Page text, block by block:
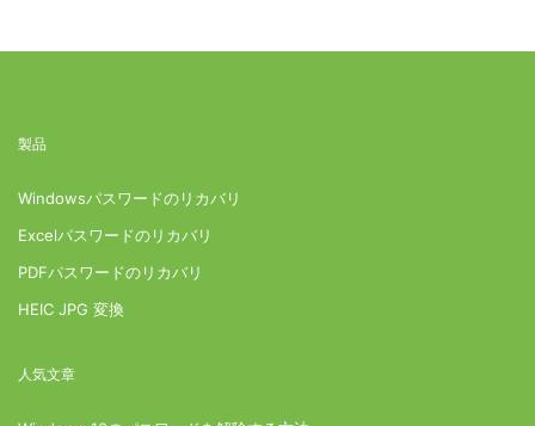
製品
Windowsパスワードのリカバリ
Excelパスワードのリカバリ
PDFパスワードのリカバリ
HEIC JPG 変換
人気文章